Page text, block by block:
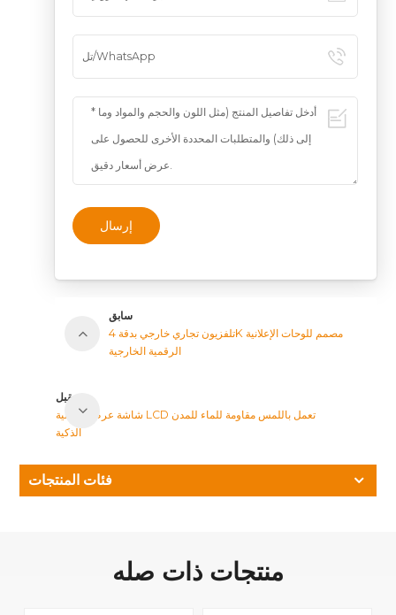
إرسال
سابق
تلفزيون تجاري خارجي بدقة 4K مصمم للوحات الإعلانية
الرقمية الخارجية
مقبل
شاشة عرض تفاعلية LCD تعمل باللمس مقاومة للماء للمدن
الذكية
فئات المنتجات
منتجات ذات صله